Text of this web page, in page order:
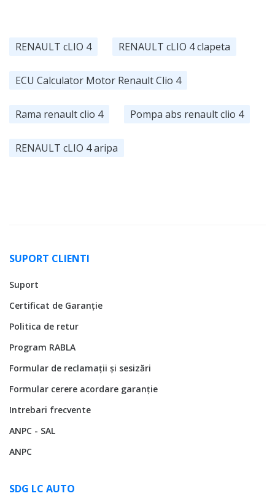
RENAULT cLIO 4 RENAULT cLIO 4 clapeta
ECU Calculator Motor Renault Clio 4
Rama renault clio 4 Pompa abs renault clio 4
RENAULT cLIO 4 aripa
SUPORT CLIENTI
Suport
Certificat de Garanție
Politica de retur
Program RABLA
Formular de reclamații și sesizări
Formular cerere acordare garanție
Intrebari frecvente
ANPC - SAL
ANPC
SDG LC AUTO